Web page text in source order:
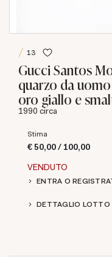
13
Gucci Santos
quarzo da
oro giallo e
1990 circa
Stima
€ 50,00 / 100,00
VENDUTO
ENTRA O
DETTAGLIO LOTTO